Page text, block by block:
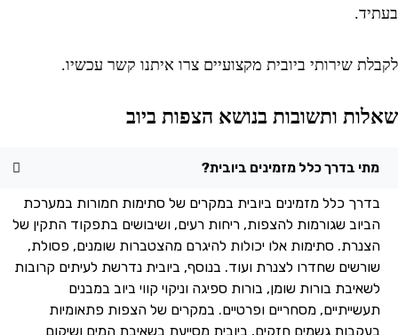
שירותי ביובית מקצועיים צרו איתנו קשר עכשיו.
ותשובות בנושא הצפות ביוב
מתי בדרך כלל מזמינים ביובית?
בדרך כלל מזמינים ביובית במקרים של סתימות חמורות במערכת
הביוב שגורמות להצפות, ריחות רעים, ושיבושים בתפקוד התקין של
הצנרת. סתימות אלו יכולות להיגרם מהצטברות שומנים, פסולת,
שורשים שחדרו לצנרת ועוד. בנוסף, ביובית נדרשת לעיתים קרובות
לשאיבת בורות שומן, בורות ספיגה וניקוי קווי ביוב במבנים
תעשייתיים, מסחריים ופרטיים. במקרים של הצפות פתאומיות
בעקבות גשמים חזקים, ביובית מסייעת בשאיבת המים ושיקום